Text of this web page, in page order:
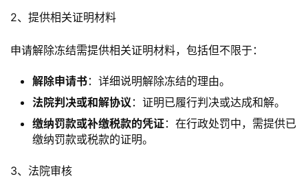
2、提供相关证明材料
申请解除冻结需提供相关证明材料，包括但不限于：
解除申请书：详细说明解除冻结的理由。
法院判决或和解协议 ：证明已履行判决或达成和解。
缴纳罚款或补缴税款的凭证：在行政处罚中，需提供已
缴纳罚款或税款的证明。
3、法院审核